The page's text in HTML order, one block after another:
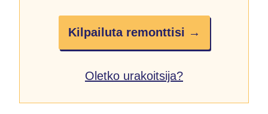
Kilpailuta remonttisi →
Oletko urakoitsija?